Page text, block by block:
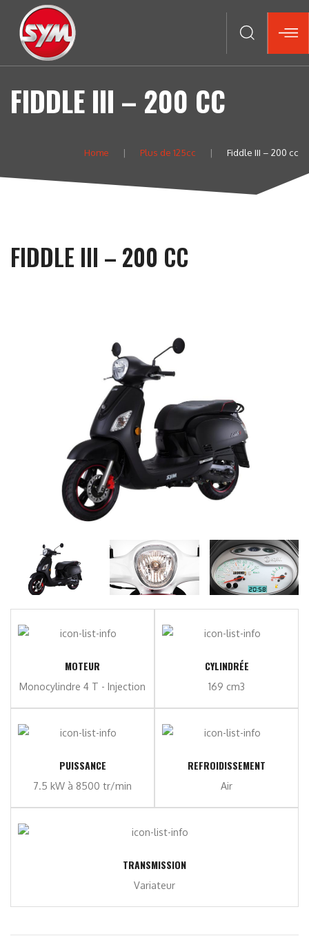
FIDDLE III – 200 CC
Home Plus de 125cc Fiddle III – 200 cc
FIDDLE III – 200 CC
MOTEUR
Monocylindre 4 T - Injection
CYLINDRÉE
169 cm3
PUISSANCE
7.5 kW à 8500 tr/min
REFROIDISSEMENT
Air
TRANSMISSION
Variateur